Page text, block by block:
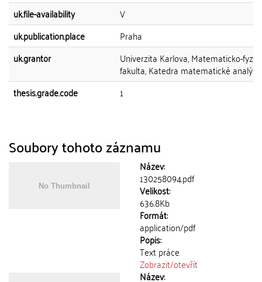
uk.file-availability
V
uk.publication.place
Praha
uk.grantor
Univerzita Karlova, Matematicko-
fakulta, Katedra matematické analýzy
thesis.grade.code
1
Soubory tohoto záznamu
Název:
130258094.pdf
Velikost:
636.8Kb
Formát:
application/pdf
Popis:
Text práce
Zobrazit/otevřít
Název: